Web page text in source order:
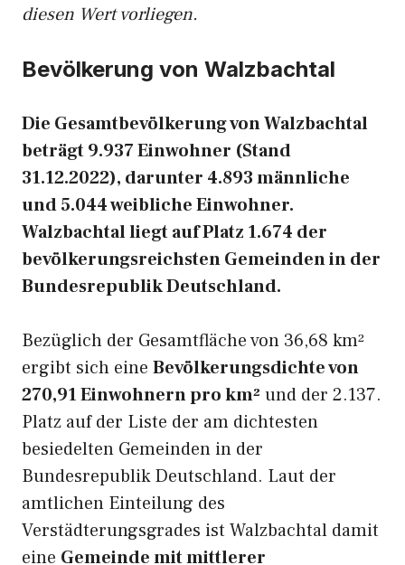
diesen Wert vorliegen.
Bevölkerung von Walzbachtal
Die Gesamtbevölkerung von Walzbachtal
beträgt 9.937 Einwohner (Stand
31.12.2022), darunter 4.893 männliche
und 5.044 weibliche Einwohner.
Walzbachtal liegt auf Platz 1.674 der
bevölkerungsreichsten Gemeinden in der
Bundesrepublik Deutschland.
Bezüglich der Gesamtfläche von 36,68 km²
ergibt sich eine Bevölkerungsdichte von
270,91 Einwohnern pro km² und der 2.137.
Platz auf der Liste der am dichtesten
besiedelten Gemeinden in der
Bundesrepublik Deutschland. Laut der
amtlichen Einteilung des
Verstädterungsgrades ist Walzbachtal damit
eine Gemeinde mit mittlerer